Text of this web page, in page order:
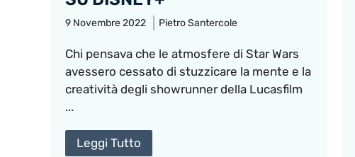
9 Novembre 2022 Pietro Santercole
Chi pensava che le atmosfere di Star Wars
avessero cessato di stuzzicare la mente e la
creatività degli showrunner della Lucasfilm
...
Leggi Tutto